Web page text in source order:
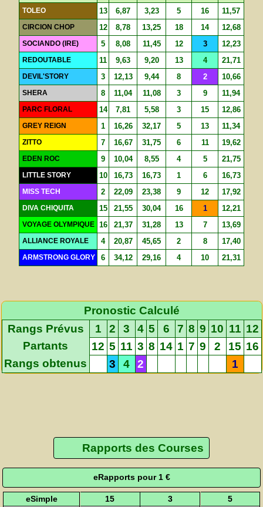
TOLEO 13 6,87 3,23 5 16 11,57
CIRCION CHOP 12 8,78 13,25 18 14 12,68
SOCIANDO (IRE) 5 8,08 11,45 12 3 12,23
REDOUTABLE 11 9,63 9,20 13 4 21,71
DEVIL'STORY 3 12,13 9,44 8 2 10,66
SHERA 8 11,04 11,08 3 9 11,94
PARC FLORAL 14 7,81 5,58 3 15 12,86
GREY REIGN 1 16,26 32,17 5 13 11,34
ZITTO 7 16,67 31,75 6 11 19,62
EDEN ROC 9 10,04 8,55 4 5 21,75
LITTLE STORY 10 16,73 16,73 1 6 16,73
MISS TECH 2 22,09 23,38 9 12 17,92
DIVA CHIQUITA 15 21,55 30,04 16 1 12,21
VOYAGE OLYMPIQUE 16 21,37 31,28 13 7 13,69
ALLIANCE ROYALE 4 20,87 45,65 2 8 17,40
ARMSTRONG GLORY 6 34,12 29,16 4 10 21,31
Pronostic Calculé
Rangs Prévus
1 2 3 4 5 6 7 8 9 10 11 12
Partants
12 5 11 3 8 14 1 7 9 2 15 16
Rangs obtenus
3 4 2 1
Rapports des Courses
eRapports pour 1 €
eSimple 15 3
5